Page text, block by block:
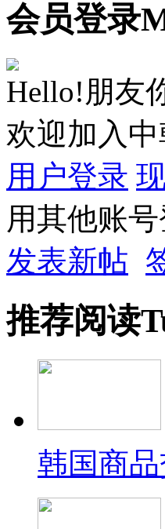
会员登录
Hello!朋友
欢迎加入
用户登录
用其他账
发表新帖
推荐阅读
韩国商